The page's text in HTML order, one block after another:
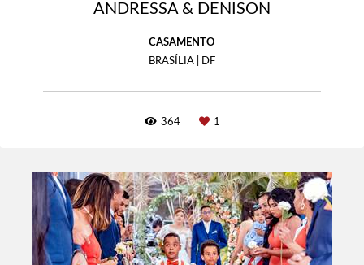
ANDRESSA & DENISON
CASAMENTO
BRASÍLIA | DF
364 1